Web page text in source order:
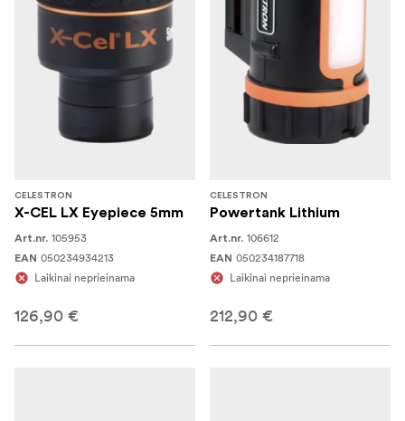
CELESTRON
X-CEL LX Eyepiece 5mm
Art.nr. 105953
EAN 050234934213
Laikinai neprieinama
126,90 €
CELESTRON
Powertank Lithium
Art.nr. 106612
EAN 050234187718
Laikinai neprieinama
212,90 €